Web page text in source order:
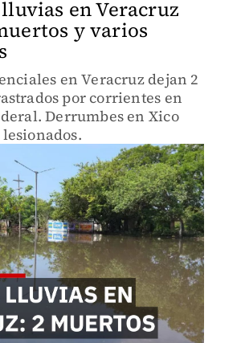
en Veracruz
y varios
en Veracruz dejan 2
por corrientes en
Derrumbes en Xico